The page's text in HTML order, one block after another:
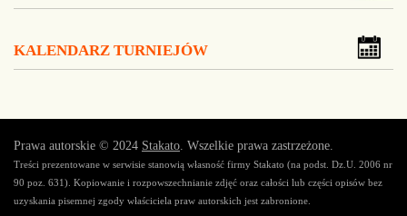
KALENDARZ TURNIEJÓW
Prawa autorskie © 2024 Stakato. Wszelkie prawa zastrzeżone.
Treści prezentowane w serwisie stanowią własność firmy Stakato (na podst. Dz.U. 2006 nr
90 poz. 631). Kopiowanie i rozpowszechnianie zdjęć oraz całości lub części opisów bez
uzyskania pisemnej zgody właściciela praw autorskich jest zabronione.